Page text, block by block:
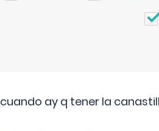
cuando ay q tener la